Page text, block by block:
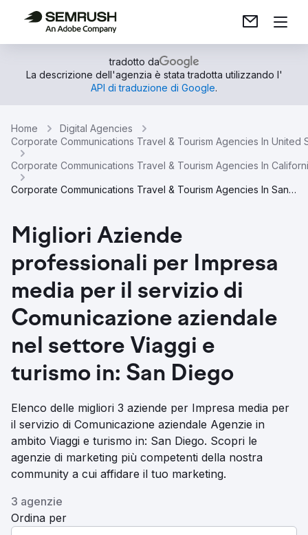
tradotto da
La descrizione dell'agenzia è stata tradotta utilizzando l'
API di traduzione di Google.
Home
Digital Agencies
Corporate Communications Travel & Tourism Agencies In United
Corporate Communications Travel & Tourism Agencies In
Corporate Communications Travel & Tourism Agencies In San Diego
Migliori Aziende
professionali per Impresa
media per il servizio di
Comunicazione aziendale
nel settore Viaggi e
turismo in: San Diego
Elenco delle migliori 3 aziende per Impresa media per
il servizio di Comunicazione aziendale Agenzie in
ambito Viaggi e turismo in: San Diego. Scopri le
agenzie di marketing più competenti della nostra
community a cui affidare il tuo marketing.
3 agenzie
Ordina per